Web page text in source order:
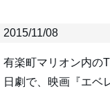
2015/11/08
有楽町マリオン内の
日劇で、映画『エベ